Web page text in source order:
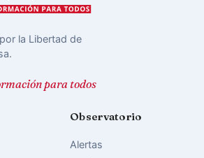
la Libertad de
para todos
Observatorio
Alertas